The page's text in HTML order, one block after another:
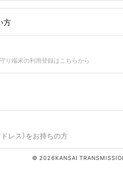
方
り端末の利用登録はこちらから
レス）をお持ちの方
© 2026KANSAI